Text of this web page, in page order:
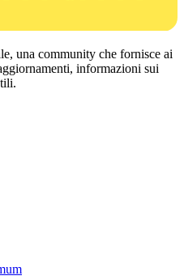
una community che fornisce ai
informazioni sui